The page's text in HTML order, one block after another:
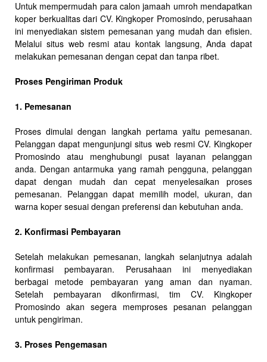
Untuk mempermudah para calon jamaah umroh mendapatkan
koper berkualitas dari CV. Kingkoper Promosindo, perusahaan
ini menyediakan sistem pemesanan yang mudah dan efisien.
Melalui situs web resmi atau kontak langsung, Anda dapat
melakukan pemesanan dengan cepat dan tanpa ribet.
Proses Pengiriman Produk
1. Pemesanan
Proses dimulai dengan langkah pertama yaitu pemesanan.
Pelanggan dapat mengunjungi situs web resmi CV. Kingkoper
Promosindo atau menghubungi pusat layanan pelanggan
anda. Dengan antarmuka yang ramah pengguna, pelanggan
dapat dengan mudah dan cepat menyelesaikan proses
pemesanan. Pelanggan dapat memilih model, ukuran, dan
warna koper sesuai dengan preferensi dan kebutuhan anda.
2. Konfirmasi Pembayaran
Setelah melakukan pemesanan, langkah selanjutnya adalah
konfirmasi pembayaran. Perusahaan ini menyediakan
berbagai metode pembayaran yang aman dan nyaman.
Setelah pembayaran dikonfirmasi, tim CV. Kingkoper
Promosindo akan segera memproses pesanan pelanggan
untuk pengiriman.
3. Proses Pengemasan